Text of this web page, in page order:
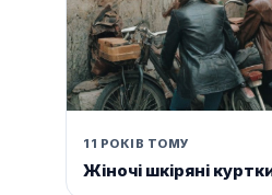
11 РОКІВ ТОМУ
Жіночі шкіряні